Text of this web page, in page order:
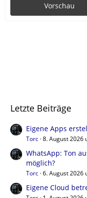
Vorschau
Letzte Beiträge
Eigene Apps
Torc 8. August 2026
WhatsApp: Ton
möglich?
Torc 6. August 2026
Eigene Cloud